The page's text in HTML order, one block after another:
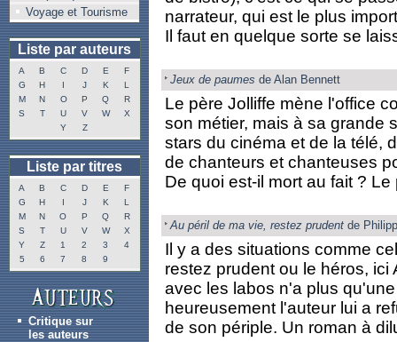
Voyage et Tourisme
Liste par auteurs
A B C D E
F
G
H I J K
L
M
N O P Q
R
S
T U V W
X
Y
Z
Liste par titres
A B C D E
F
G
H I J K
L
M
N O P Q
R
S
T U V W
X
Y
Z 1 2 3
4
5
6 7 8 9
Critique sur
les auteurs
narrateur, qui est le plus
Il faut en quelque sorte se
Jeux de paumes de Alan Bennett
Le père Jolliffe mène l'office
son métier, mais à sa grande
stars du cinéma et de la télé,
de chanteurs et chanteuses
De quoi est-il mort au fait ?
Au péril de ma vie, restez prudentde
Il y a des situations comme
restez prudent ou le héros,
avec les labos n'a plus
heureusement l'auteur lui a
de son périple. Un roman à